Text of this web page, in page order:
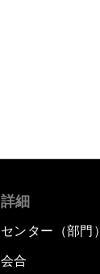
詳細
センター（部門）
会合